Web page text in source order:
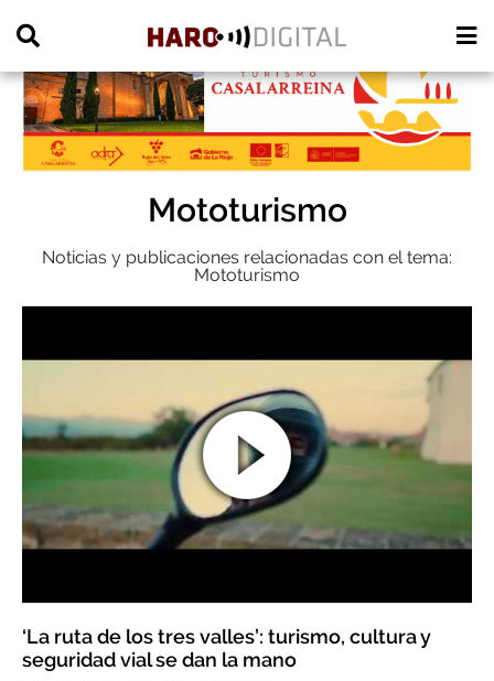
Mototurismo
Noticias y publicaciones relacionadas con el tema:
Mototurismo
‘La ruta de los tres valles’: turismo, cultura y
seguridad vial se dan la mano